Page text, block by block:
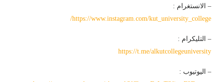
– الانستغرام :
– التليكرام :
– اليوتيوب :